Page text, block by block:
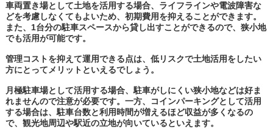
車両置き場として土地を活用する場合、ライフラインや電波障害な
どを考慮しなくてもよいため、初期費用を抑えることができます。
また、1台分の駐車スペースから貸し出すことができるので、狭小地
でも活用が可能です。
管理コストを抑えて運用できる点は、低リスクで土地活用をしたい
方にとってメリットといえるでしょう。
月極駐車場として活用する場合、駐車がしにくい狭小地などは好ま
れませんので注意が必要です。一方、コインパーキングとして活用
する場合は、駐車台数と利用時間が増えるほど収益が多くなるの
で、観光地周辺や駅近の立地が向いているといえます。